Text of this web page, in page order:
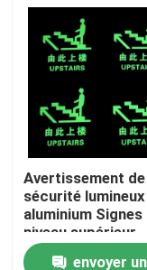
Aperçu
Produits
Vidéos
Avertissement de
sécurité lumineux
aluminium Signes
niveau supérieur
Produits de
envoyer